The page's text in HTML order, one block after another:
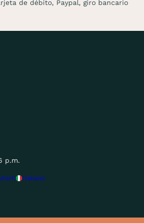
de débito, Paypal, giro bancario
p.m.
Italiano